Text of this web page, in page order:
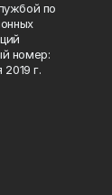
по
номер:
г.